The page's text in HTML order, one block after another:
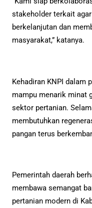
stakeholder terkait
berkelanjutan dan
masyarakat,” katanya.
Kehadiran KNPI dalam
mampu menarik minat
sektor pertanian.
membutuhkan
pangan terus
Pemerintah daerah
membawa semangat
pertanian modern di